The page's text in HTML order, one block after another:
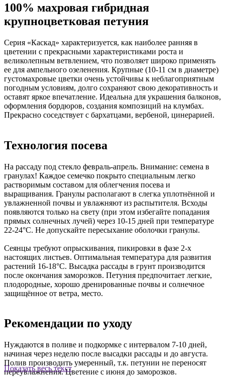
Показать весь текст
100% махровая гибридная
крупноцветковая петуния
Серия «Каскад» характеризуется, как наиболее ранняя в
цветении с прекрасными характеристиками роста и
великолепным ветвлением, что позволяет широко применять
ее для ампельного озеленения. Крупные (10-11 см в диаметре)
густомахровые цветки очень устойчивы к неблагоприятным
погодным условиям, долго сохраняют свою декоративность и
оставят яркое впечатление. Идеальна для украшения балконов,
оформления бордюров, создания композиций на клумбах.
Прекрасно соседствует с бархатцами, вербеной, цинерарией.
Технология посева
На рассаду под стекло февраль-апрель. Внимание: семена в
гранулах! Каждое семечко покрыто специальным легко
растворимым составом для облегчения посева и
выращивания. Гранулы располагают в слегка уплотнённой и
увлажненной почвы и увлажняют из распытителя. Всходы
появляются только на свету (при этом избегайте попадания
прямых солнечных лучей) через 10-15 дней при температуре
22-24°С. Не допускайте пересыхание оболочки гранулы.
Сеянцы требуют опрыскивания, пикировки в фазе 2-х
настоящих листьев. Оптимальная температура для развития
растений 16-18°С. Высадка рассады в грунт производится
после окончания заморозков. Петуния предпочитает легкие,
плодородные, хорошо дренированные почвы и солнечное
защищённое от ветра, место.
Рекомендации по уходу
Нуждаются в поливе и подкормке с интервалом 7-10 дней,
начиная через неделю после высадки рассады и до августа.
Полив производить умеренный, т.к. петунии не переносят
переувлажнения. Цветение с июня до заморозков.